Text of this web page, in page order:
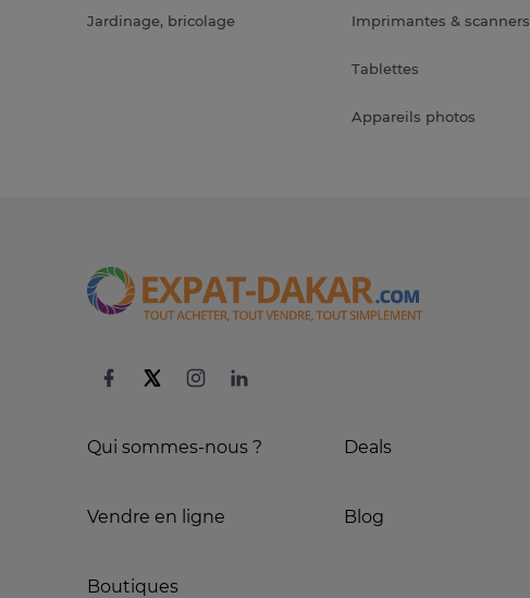
Jardinage, bricolage Imprimantes & scanners
Tablettes
Appareils photos
Qui sommes-nous ?
Vendre en ligne
Boutiques
Deals
Blog